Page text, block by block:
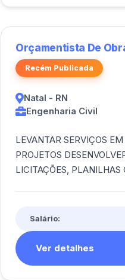
Orçamentista De
Recém Publicada
Natal - RN
Engenharia Civil
LEVANTAR SERVIÇOS
PROJETOS
LICITAÇÕES, PLANILHAS
Salário:
Ver detalhes